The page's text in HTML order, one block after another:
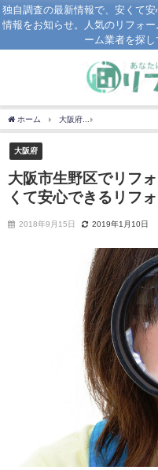
独自調査の最新情報で、安くて
情報をお知らせ。人気のリフォ
ーム業者を探し
ホーム 大阪府
大阪府
大阪市生野区でリフ
くて安心できるリフ
2018年9月15日 2019年1月10日